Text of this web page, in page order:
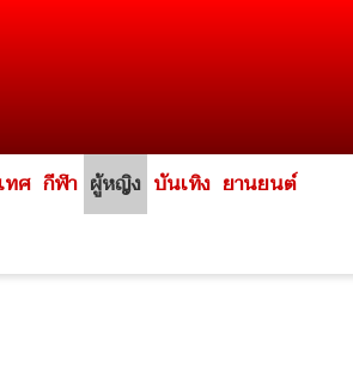
ทศ กีฬา ผู้หญิง บันเทิง ยานยนต์